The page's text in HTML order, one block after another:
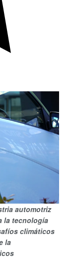
automotriz
la tecnología
climáticos
la